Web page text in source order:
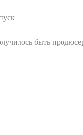
быть